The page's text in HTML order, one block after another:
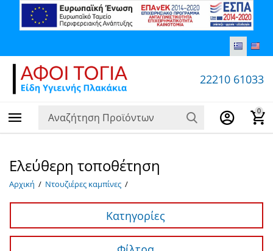
22210 61033
0
Ελεύθερη τοποθέτηση
Αρχική / Ντουζιέρες καμπίνες /
Κατηγορίες